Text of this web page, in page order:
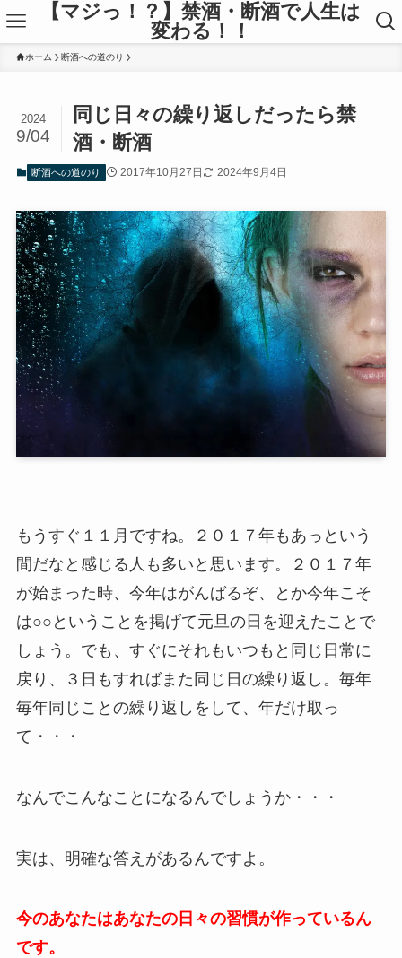
【マジっ！？】禁酒・断酒で人生は
変わる！！
ホーム 断酒への道のり
同じ日々の繰り返しだったら禁
酒・断酒
2024
9/04
断酒への道のり 2017年10月27日 2024年9月4日
もうすぐ１１月ですね。２０１７年もあっという
間だなと感じる人も多いと思います。２０１７年
が始まった時、今年はがんばるぞ、とか今年こそ
は○○ということを掲げて元旦の日を迎えたことで
しょう。でも、すぐにそれもいつもと同じ日常に
戻り、３日もすればまた同じ日の繰り返し。毎年
毎年同じことの繰り返しをして、年だけ取っ
て・・・
なんでこんなことになるんでしょうか・・・
実は、明確な答えがあるんですよ。
今のあなたはあなたの日々の習慣が作っているん
です。